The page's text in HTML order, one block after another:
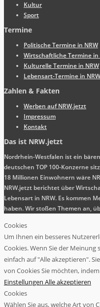
Kultur
Sport
Termine
Politische Termine in NRW
Wirtschaftliche Termine in
Kulturelle Termine in NRW
Lebensart-Termine in NRW
Zahlen & Fakten
Werben auf NRW.jetzt
Impressum
Kontakt
Das ist NRW.jetzt
Nordrhein-Westfalen ist ein
deutschen TOP 100-Konzerne
18 Millionen Einwohnern wäre
NRW.jetzt berichtet über
Lebensart in NRW. Es kommen
haben. Wir stoßen Themen an,
Cookies
Um Ihnen ein besseres
Cookies. Wenn Sie der Meinung
einfach auf "Alle akzeptieren".
von Cookies Sie möchten,
Einstellungen Alle akzeptieren
Cookies
Wählen Sie aus, welche Art von